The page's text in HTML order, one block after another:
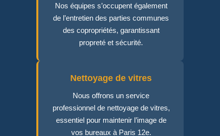
Nos équipes s’occupent également
de l’entretien des parties communes
des copropriétés, garantissant
propreté et sécurité.
Nettoyage de vitres
Nous offrons un service
professionnel de nettoyage de vitres,
essentiel pour maintenir l’image de
vos bureaux à Paris 12e.